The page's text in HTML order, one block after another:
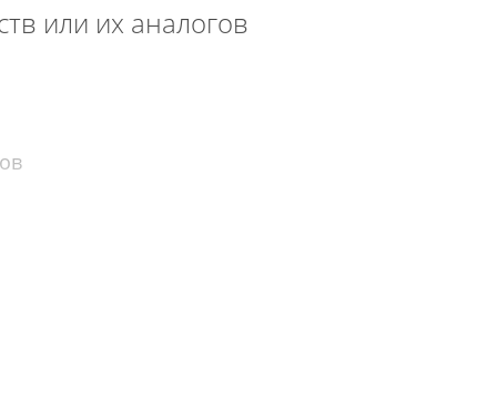
или их аналогов
свободы на срок от трех до